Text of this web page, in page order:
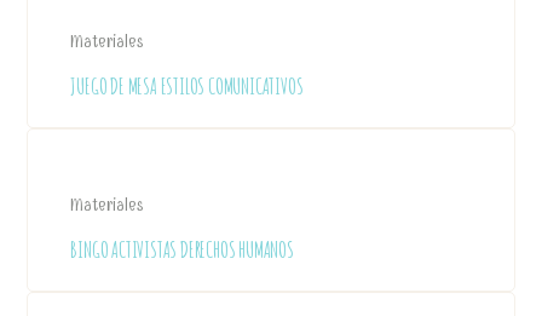
Materiales
JUEGO DE MESA ESTILOS COMUNICATIVOS
Materiales
BINGO ACTIVISTAS DERECHOS HUMANOS